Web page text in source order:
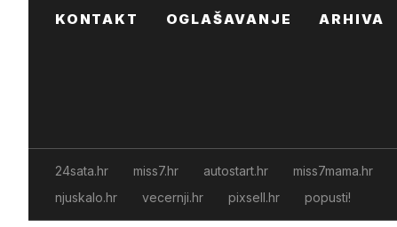
KONTAKT OGLAŠAVANJE ARHIVA
24sata.hr miss7.hr autostart.hr miss7mama.hr
njuskalo.hr
vecernji.hr pixsell.hr popusti!